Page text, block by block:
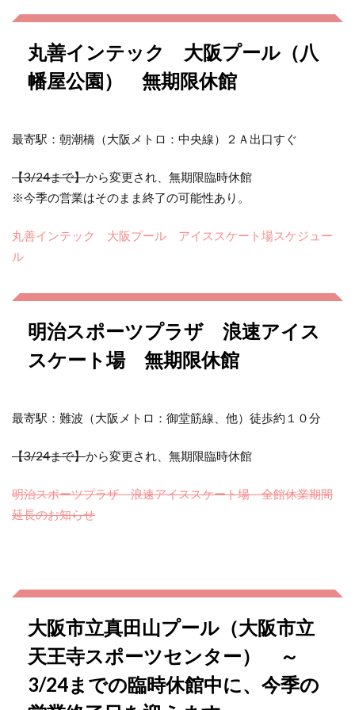
丸善インテック 大阪プール（八
幡屋公園） 無期限休館
最寄駅：朝潮橋（大阪メトロ：中央線）２Ａ出口すぐ
【3/24まで】から変更され、無期限臨時休館
※今季の営業はそのまま終了の可能性あり。
丸善インテック 大阪プール アイススケート場スケジュー
ル
明治スポーツプラザ 浪速アイス
スケート場 無期限休館
最寄駅：難波（大阪メトロ：御堂筋線、他）徒歩約１０分
【3/24まで】から変更され、無期限臨時休館
明治スポーツプラザ 浪速アイススケート場 全館休業期間
延長のお知らせ
大阪市立真田山プール（大阪市立
天王寺スポーツセンター） ～
3/24までの臨時休館中に、今季の